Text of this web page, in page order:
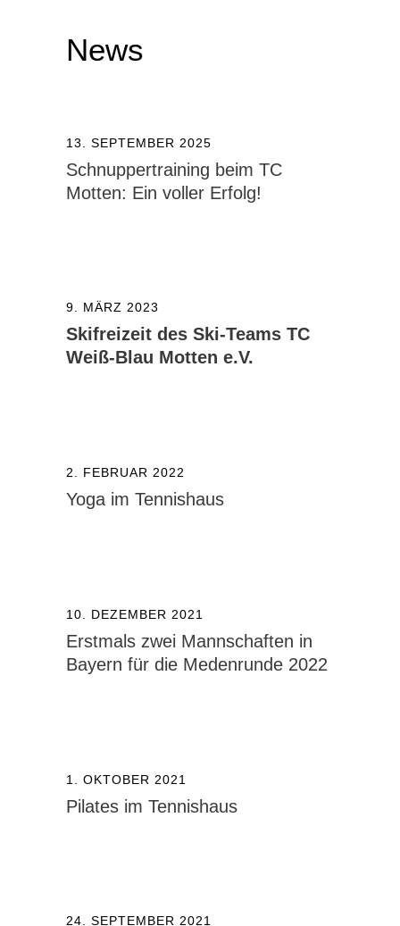
News
13. SEPTEMBER 2025
Schnuppertraining beim TC
Motten: Ein voller Erfolg!
9. MÄRZ 2023
Skifreizeit des Ski-Teams TC
Weiß-Blau Motten e.V.
2. FEBRUAR 2022
Yoga im Tennishaus
10. DEZEMBER 2021
Erstmals zwei Mannschaften in
Bayern für die Medenrunde 2022
1. OKTOBER 2021
Pilates im Tennishaus
24. SEPTEMBER 2021